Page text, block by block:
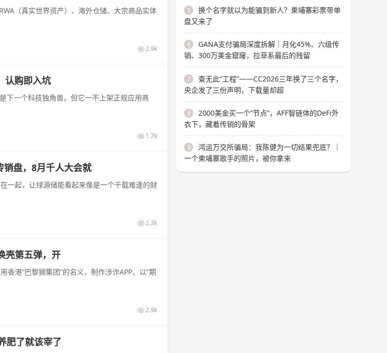
（真实世界资产）、海外仓储、大宗商品实体
2.9k
认购即入坑
一个科技独角兽。但它一不上架正规应用商
1.7k
盘，8月千人大会就
一起，让绿源储能看起来像是一个千载难逢的财
2.3k
壳第五弹，开
港“巴黎狮集团”的名义，制作涉诈APP，以“期
2.9k
肥了就该宰了
5
换个名字就以为能骗到新人？柬埔寨彩票带单
盘又来了
6
GANA支付骗局深度拆解｜月化45%、六级传
销、300万美金窟窿，拉菲系最后的残留
7
查无此“工程”——CC2026三年换了三个名字，
央企发了三份声明，下载量却超
8
2000美金买一个“节点”，AFF智链体的DeFi外
衣下，藏着传销的骨架
9
鸿运万交所骗局：我陈健为一切结果兜底？｜
一个柬埔寨歌手的照片，被你拿来